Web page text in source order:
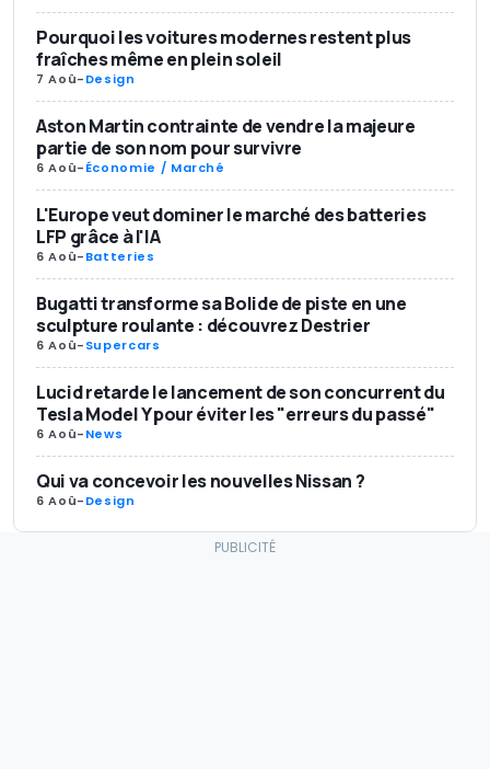
Pourquoi les voitures modernes restent plus
fraîches même en plein soleil
7 Aoû-Design
Aston Martin contrainte de vendre la majeure
partie de son nom pour survivre
6 Aoû-Économie / Marché
L'Europe veut dominer le marché des batteries
LFP grâce à l'IA
6 Aoû-Batteries
Bugatti transforme sa Bolide de piste en une
sculpture roulante : découvrez Destrier
6 Aoû-Supercars
Lucid retarde le lancement de son concurrent du
Tesla Model Y pour éviter les "erreurs du passé"
6 Aoû-News
Qui va concevoir les nouvelles Nissan ?
6 Aoû-Design